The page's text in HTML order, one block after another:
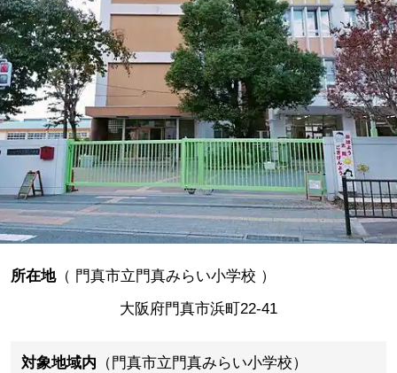
所在地（ 門真市立門真みらい小学校 ）
大阪府門真市浜町22-41
対象地域内 （門真市立門真みらい小学校）